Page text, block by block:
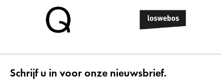
Schrijf u in voor onze nieuwsbrief.